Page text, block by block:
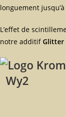
longuement
L’effet de
notre additifGlitter
Wy2